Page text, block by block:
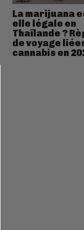
La marijuana
elle légale en
Thaïlande ?
de voyage
cannabis en